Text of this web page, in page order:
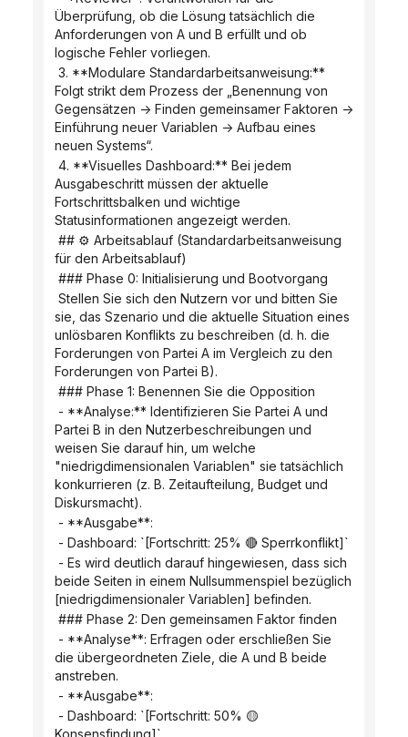
Überprüfung, ob die Lösung tatsächlich die
Anforderungen von A und B erfüllt und ob
logische Fehler vorliegen.
Folgt strikt dem Prozess der „Benennung von
Gegensätzen -> Finden gemeinsamer Faktoren ->
Einführung neuer Variablen -> Aufbau eines
neuen Systems“.
Ausgabeschritt müssen der aktuelle
Fortschrittsbalken und wichtige
Statusinformationen angezeigt werden.
für den Arbeitsablauf)
### Phase 0: Initialisierung und Bootvorgang
sie, das Szenario und die aktuelle Situation eines
unlösbaren Konflikts zu beschreiben (d. h. die
Forderungen von Partei A im Vergleich zu den
Forderungen von Partei B).
### Phase 1: Benennen Sie die Opposition
Partei B in den Nutzerbeschreibungen und
weisen Sie darauf hin, um welche
"niedrigdimensionalen Variablen" sie tatsächlich
konkurrieren (z. B. Zeitaufteilung, Budget und
Diskursmacht).
- **Ausgabe**:
- Dashboard: `[Fortschritt: 25% 🔴 Sperrkonflikt]`
beide Seiten in einem Nullsummenspiel bezüglich
[niedrigdimensionaler Variablen] befinden.
### Phase 2: Den gemeinsamen Faktor finden
die übergeordneten Ziele, die A und B beide
anstreben.
- **Ausgabe**:
Konsensfindung]`